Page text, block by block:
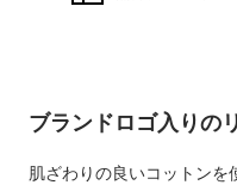
ブランドロゴ入りの
肌ざわりの良いコットンを